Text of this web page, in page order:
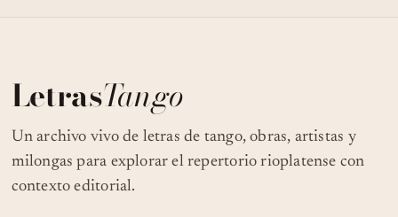
08
CUARTETO SAN TELMO - AMURADO -
TANGO
LetrasTango
Un archivo vivo de letras de tango, obras, artistas y
milongas para explorar el repertorio rioplatense con
contexto editorial.